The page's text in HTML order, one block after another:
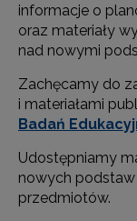
informacje o
oraz materiały
nad nowymi
Zachęcamy do
i materiałami
Badań
Udostępniamy
nowych
przedmiotów.